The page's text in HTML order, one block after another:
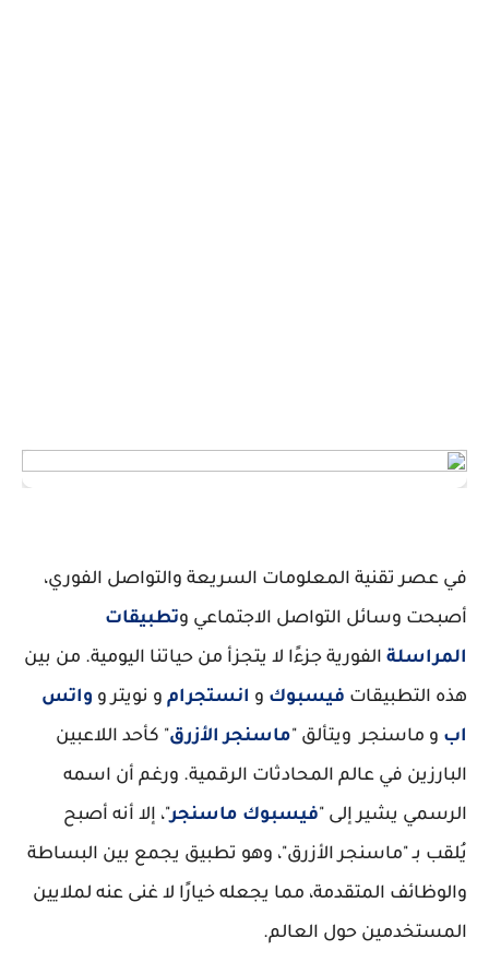
في عصر تقنية المعلومات السريعة والتواصل الفوري،
أصبحت وسائل التواصل الاجتماعي وتطبيقات
المراسلة الفورية جزءًا لا يتجزأ من حياتنا اليومية. من بين
هذه التطبيقات فيسبوك و انستجرام و نويتر و واتس
اب و ماسنجر ويتألق "ماسنجر الأزرق" كأحد اللاعبين
البارزين في عالم المحادثات الرقمية. ورغم أن اسمه
الرسمي يشير إلى "فيسبوك ماسنجر"، إلا أنه أصبح
يُلقب بـ "ماسنجر الأزرق"، وهو تطبيق يجمع بين البساطة
والوظائف المتقدمة، مما يجعله خيارًا لا غنى عنه لملايين
المستخدمين حول العالم.